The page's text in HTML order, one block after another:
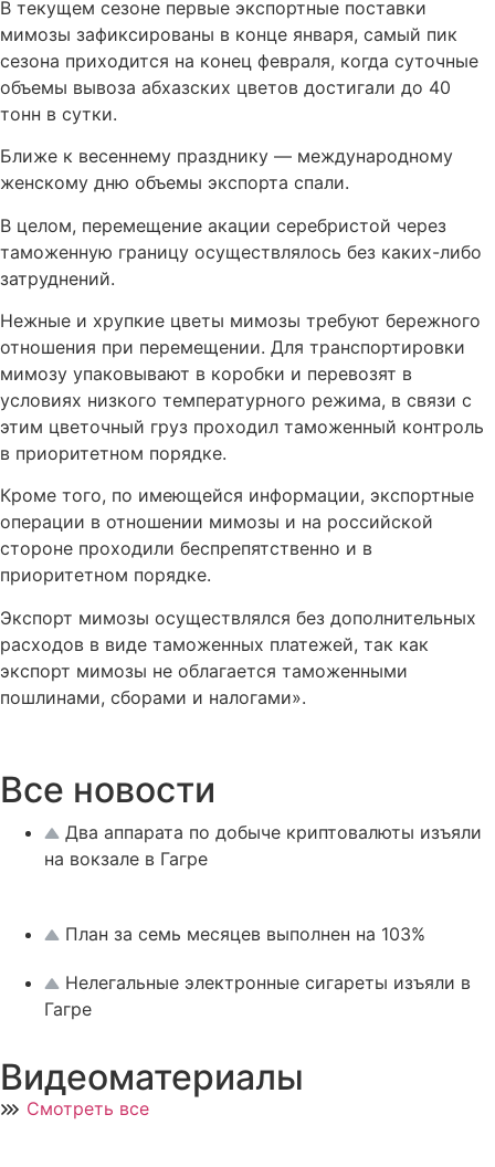
В текущем сезоне первые экспортные поставки
мимозы зафиксированы в конце января, самый пик
сезона приходится на конец февраля, когда суточные
объемы вывоза абхазских цветов достигали до 40
тонн в сутки.
Ближе к весеннему празднику — международному
женскому дню объемы экспорта спали.
В целом, перемещение акации серебристой через
таможенную границу осуществлялось без каких-либо
затруднений.
Нежные и хрупкие цветы мимозы требуют бережного
отношения при перемещении. Для транспортировки
мимозу упаковывают в коробки и перевозят в
условиях низкого температурного режима, в связи с
этим цветочный груз проходил таможенный контроль
в приоритетном порядке.
Кроме того, по имеющейся информации, экспортные
операции в отношении мимозы и на российской
стороне проходили беспрепятственно и в
приоритетном порядке.
Экспорт мимозы осуществлялся без дополнительных
расходов в виде таможенных платежей, так как
экспорт мимозы не облагается таможенными
пошлинами, сборами и налогами».
Все новости
Два аппарата по добыче криптовалюты изъяли
на вокзале в Гагре
План за семь месяцев выполнен на 103%
Нелегальные электронные сигареты изъяли в
Гагре
Видеоматериалы
Смотреть все